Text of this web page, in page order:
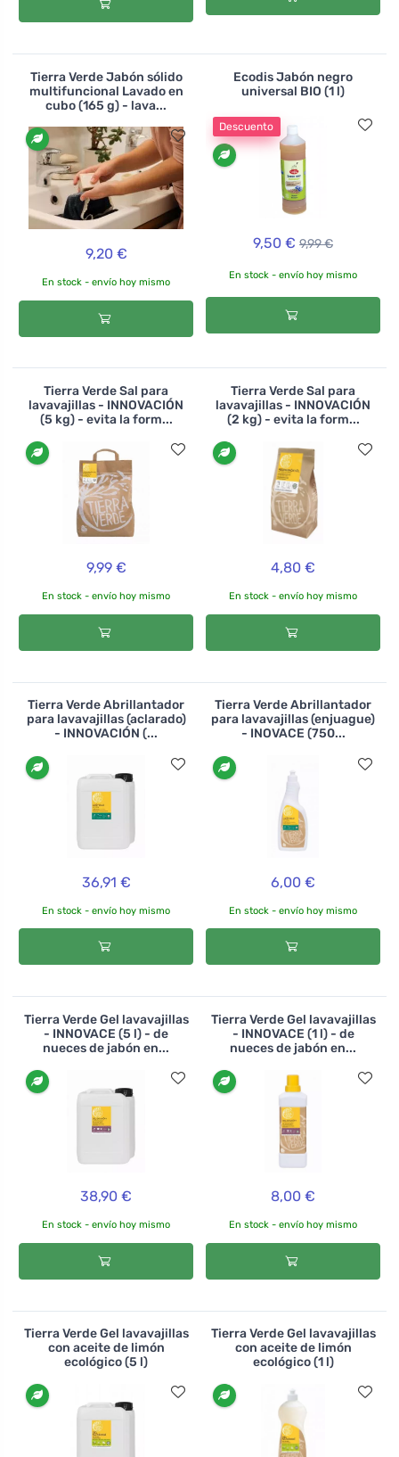
Tierra Verde Jabón sólido
multifuncional Lavado en
cubo (165 g) - lava...
9,20 €
En stock - envío hoy mismo
Ecodis Jabón negro
universal BIO (1 l)
Descuento
9,50 € 9,99 €
En stock - envío hoy mismo
Tierra Verde Sal para
lavavajillas - INNOVACIÓN
(5 kg) - evita la form...
9,99 €
En stock - envío hoy mismo
Tierra Verde Sal para
lavavajillas - INNOVACIÓN
(2 kg) - evita la form...
4,80 €
En stock - envío hoy mismo
Tierra Verde Abrillantador
para lavavajillas (aclarado)
- INNOVACIÓN (...
36,91 €
En stock - envío hoy mismo
Tierra Verde Abrillantador
para lavavajillas (enjuague)
- INOVACE (750...
6,00 €
En stock - envío hoy mismo
Tierra Verde Gel lavavajillas
- INNOVACE (5 l) - de
nueces de jabón en...
38,90 €
En stock - envío hoy mismo
Tierra Verde Gel lavavajillas
- INNOVACE (1 l) - de
nueces de jabón en...
8,00 €
En stock - envío hoy mismo
Tierra Verde Gel lavavajillas
con aceite de limón
ecológico (5 l)
Tierra Verde Gel lavavajillas
con aceite de limón
ecológico (1 l)